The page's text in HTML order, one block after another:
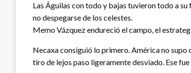
Las Águilas con todo y bajas tuvieron todo a
no despegarse de los celestes.
Memo Vázquez endureció el campo, el
Necaxa consiguió lo primero. América no
tiro de lejos paso ligeramente desviado. Ese